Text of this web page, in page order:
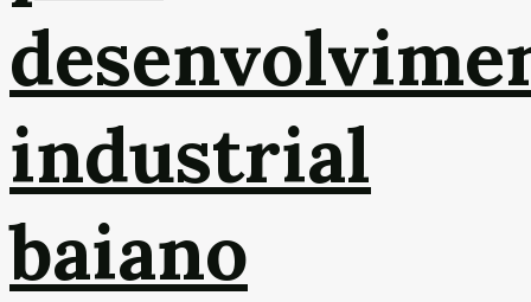
industrial
baiano